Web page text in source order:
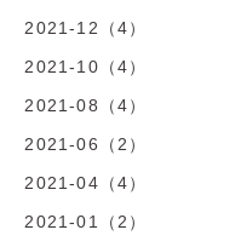
2021-12（4）
2021-10（4）
2021-08（4）
2021-06（2）
2021-04（4）
2021-01（2）